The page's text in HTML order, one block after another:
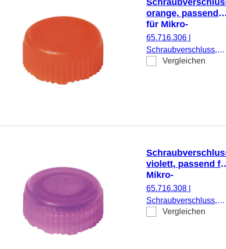
orange, passend
für Mikro-
Schraubröhren
65.716.306
Schraubverschluss,
orange, passend für
Vergleichen
violett, passend
Mikro-
Schraubröhren
65.716.308
Schraubverschluss,
violett, passend für
Vergleichen